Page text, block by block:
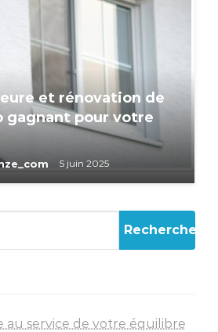
et rénovation de
gagnant pour votre
5 juin 2025
au service de votre équilibre